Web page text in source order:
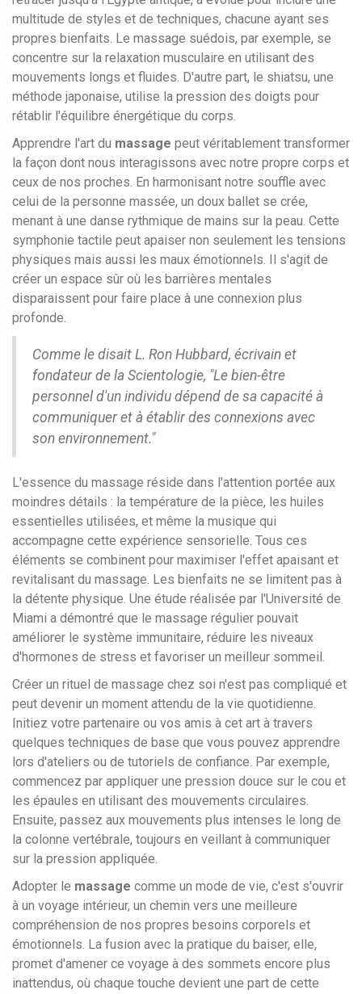
multitude de styles et de techniques, chacune ayant ses
propres bienfaits. Le massage suédois, par exemple, se
concentre sur la relaxation musculaire en utilisant des
mouvements longs et fluides. D'autre part, le shiatsu, une
méthode japonaise, utilise la pression des doigts pour
rétablir l'équilibre énergétique du corps.
Apprendre l'art du massage peut véritablement transformer
la façon dont nous interagissons avec notre propre corps et
ceux de nos proches. En harmonisant notre souffle avec
celui de la personne massée, un doux ballet se crée,
menant à une danse rythmique de mains sur la peau. Cette
symphonie tactile peut apaiser non seulement les tensions
physiques mais aussi les maux émotionnels. Il s'agit de
créer un espace sûr où les barrières mentales
disparaissent pour faire place à une connexion plus
profonde.
Comme le disait L. Ron Hubbard, écrivain et
fondateur de la Scientologie, "Le bien-être
personnel d'un individu dépend de sa capacité à
communiquer et à établir des connexions avec
son environnement."
L'essence du massage réside dans l'attention portée aux
moindres détails : la température de la pièce, les huiles
essentielles utilisées, et même la musique qui
accompagne cette expérience sensorielle. Tous ces
éléments se combinent pour maximiser l'effet apaisant et
revitalisant du massage. Les bienfaits ne se limitent pas à
la détente physique. Une étude réalisée par l'Université de
Miami a démontré que le massage régulier pouvait
améliorer le système immunitaire, réduire les niveaux
d'hormones de stress et favoriser un meilleur sommeil.
Créer un rituel de massage chez soi n'est pas compliqué et
peut devenir un moment attendu de la vie quotidienne.
Initiez votre partenaire ou vos amis à cet art à travers
quelques techniques de base que vous pouvez apprendre
lors d'ateliers ou de tutoriels de confiance. Par exemple,
commencez par appliquer une pression douce sur le cou et
les épaules en utilisant des mouvements circulaires.
Ensuite, passez aux mouvements plus intenses le long de
la colonne vertébrale, toujours en veillant à communiquer
sur la pression appliquée.
Adopter le massage comme un mode de vie, c'est s'ouvrir
à un voyage intérieur, un chemin vers une meilleure
compréhension de nos propres besoins corporels et
émotionnels. La fusion avec la pratique du baiser, elle,
promet d'amener ce voyage à des sommets encore plus
inattendus, où chaque touche devient une part de cette